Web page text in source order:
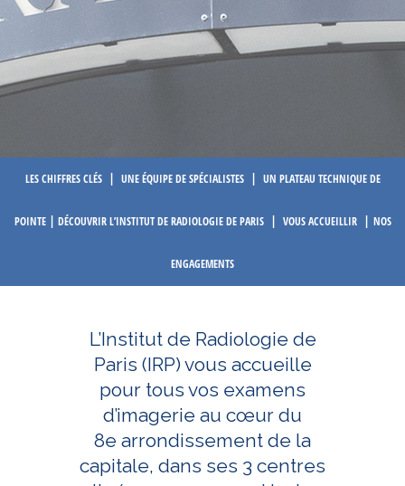
LES CHIFFRES CLÉS| UNE ÉQUIPE DE SPÉCIALISTES| UN PLATEAU TECHNIQUE DE
POINTE| DÉCOUVRIR L’INSTITUT DE RADIOLOGIE DE PARIS| VOUS ACCUEILLIR | NOS
ENGAGEMENTS
L’Institut de Radiologie de
Paris (IRP) vous accueille
pour tous vos examens
d’imagerie au cœur du
8e arrondissement de la
capitale, dans ses 3 centres